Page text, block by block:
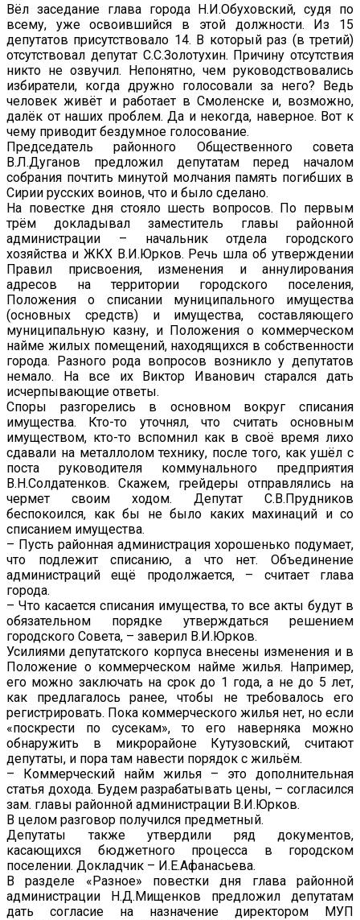
Вёл заседание глава города Н.И.Обуховский, судя по
всему, уже освоившийся в этой должности. Из 15
депутатов присутствовало 14. В который раз (в третий)
отсутствовал депутат С.С.Золотухин. Причину отсутствия
никто не озвучил. Непонятно, чем руководствовались
избиратели, когда дружно голосовали за него? Ведь
человек живёт и работает в Смоленске и, возможно,
далёк от наших проблем. Да и некогда, наверное. Вот к
чему приводит бездумное голосование.
Председатель районного Общественного совета
В.Л.Дуганов предложил депутатам перед началом
собрания почтить минутой молчания память погибших в
Сирии русских воинов, что и было сделано.
На повестке дня стояло шесть вопросов. По первым
трём докладывал заместитель главы районной
администрации – начальник отдела городского
хозяйства и ЖКХ В.И.Юрков. Речь шла об утверждении
Правил присвоения, изменения и аннулирования
адресов на территории городского поселения,
Положения о списании муниципального имущества
(основных средств) и имущества, составляющего
муниципальную казну, и Положения о коммерческом
найме жилых помещений, находящихся в собственности
города. Разного рода вопросов возникло у депутатов
немало. На все их Виктор Иванович старался дать
исчерпывающие ответы.
Споры разгорелись в основном вокруг списания
имущества. Кто-то уточнял, что считать основным
имуществом, кто-то вспомнил как в своё время лихо
сдавали на металлолом технику, после того, как ушёл с
поста руководителя коммунального предприятия
В.Н.Солдатенков. Скажем, грейдеры отправлялись на
чермет своим ходом. Депутат С.В.Прудников
беспокоился, как бы не было каких махинаций и со
списанием имущества.
– Пусть районная администрация хорошенько подумает,
что подлежит списанию, а что нет. Объединение
администраций ещё продолжается, – считает глава
города.
– Что касается списания имущества, то все акты будут в
обязательном порядке утверждаться решением
городского Совета, – заверил В.И.Юрков.
Усилиями депутатского корпуса внесены изменения и в
Положение о коммерческом найме жилья. Например,
его можно заключать на срок до 1 года, а не до 5 лет,
как предлагалось ранее, чтобы не требовалось его
регистрировать. Пока коммерческого жилья нет, но если
«поскрести по сусекам», то его наверняка можно
обнаружить в микрорайоне Кутузовский, считают
депутаты, и пора там навести порядок с жильём.
– Коммерческий найм жилья – это дополнительная
статья дохода. Будем разрабатывать цены, – согласился
зам. главы районной администрации В.И.Юрков.
В целом разговор получился предметный.
Депутаты также утвердили ряд документов,
касающихся бюджетного процесса в городском
поселении. Докладчик – И.Е.Афанасьева.
В разделе «Разное» повестки дня глава районной
администрации Н.Д.Мищенков предложил депутатам
дать согласие на назначение директором МУП